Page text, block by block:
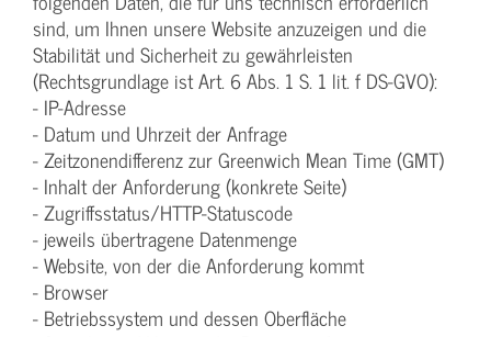
sind, um Ihnen unsere Website anzuzeigen und die
Stabilität und Sicherheit zu gewährleisten
(Rechtsgrundlage ist Art. 6 Abs. 1 S. 1 lit. f DS-GVO):
- IP-Adresse
- Datum und Uhrzeit der Anfrage
- Zeitzonendifferenz zur Greenwich Mean Time (GMT)
- Inhalt der Anforderung (konkrete Seite)
- Zugriffsstatus/HTTP-Statuscode
- jeweils übertragene Datenmenge
- Website, von der die Anforderung kommt
- Browser
- Betriebssystem und dessen Oberfläche